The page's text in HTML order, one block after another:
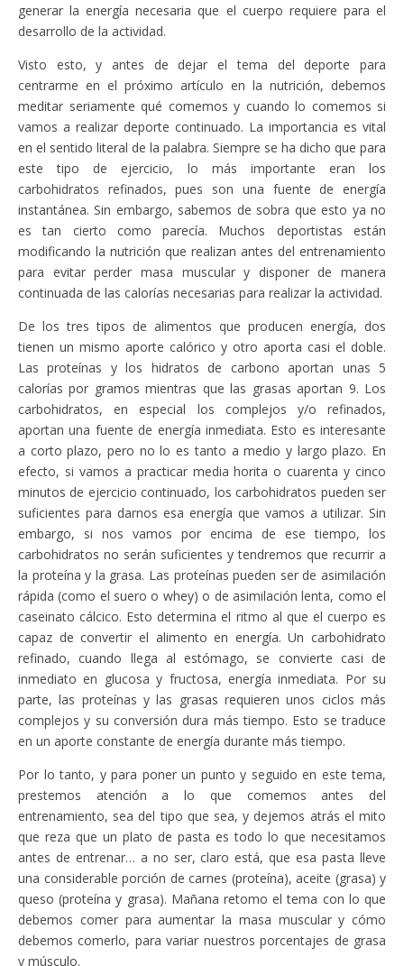
generar la energía necesaria que el cuerpo requiere para el
desarrollo de la actividad.
Visto esto, y antes de dejar el tema del deporte para
centrarme en el próximo artículo en la nutrición, debemos
meditar seriamente qué comemos y cuando lo comemos si
vamos a realizar deporte continuado. La importancia es vital
en el sentido literal de la palabra. Siempre se ha dicho que para
este tipo de ejercicio, lo más importante eran los
carbohidratos refinados, pues son una fuente de energía
instantánea. Sin embargo, sabemos de sobra que esto ya no
es tan cierto como parecía. Muchos deportistas están
modificando la nutrición que realizan antes del entrenamiento
para evitar perder masa muscular y disponer de manera
continuada de las calorías necesarias para realizar la actividad.
De los tres tipos de alimentos que producen energía, dos
tienen un mismo aporte calórico y otro aporta casi el doble.
Las proteínas y los hidratos de carbono aportan unas 5
calorías por gramos mientras que las grasas aportan 9. Los
carbohidratos, en especial los complejos y/o refinados,
aportan una fuente de energía inmediata. Esto es interesante
a corto plazo, pero no lo es tanto a medio y largo plazo. En
efecto, si vamos a practicar media horita o cuarenta y cinco
minutos de ejercicio continuado, los carbohidratos pueden ser
suficientes para darnos esa energía que vamos a utilizar. Sin
embargo, si nos vamos por encima de ese tiempo, los
carbohidratos no serán suficientes y tendremos que recurrir a
la proteína y la grasa. Las proteínas pueden ser de asimilación
rápida (como el suero o whey) o de asimilación lenta, como el
caseinato cálcico. Esto determina el ritmo al que el cuerpo es
capaz de convertir el alimento en energía. Un carbohidrato
refinado, cuando llega al estómago, se convierte casi de
inmediato en glucosa y fructosa, energía inmediata. Por su
parte, las proteínas y las grasas requieren unos ciclos más
complejos y su conversión dura más tiempo. Esto se traduce
en un aporte constante de energía durante más tiempo.
Por lo tanto, y para poner un punto y seguido en este tema,
prestemos atención a lo que comemos antes del
entrenamiento, sea del tipo que sea, y dejemos atrás el mito
que reza que un plato de pasta es todo lo que necesitamos
antes de entrenar… a no ser, claro está, que esa pasta lleve
una considerable porción de carnes (proteína), aceite (grasa) y
queso (proteína y grasa). Mañana retomo el tema con lo que
debemos comer para aumentar la masa muscular y cómo
debemos comerlo, para variar nuestros porcentajes de grasa
y músculo.